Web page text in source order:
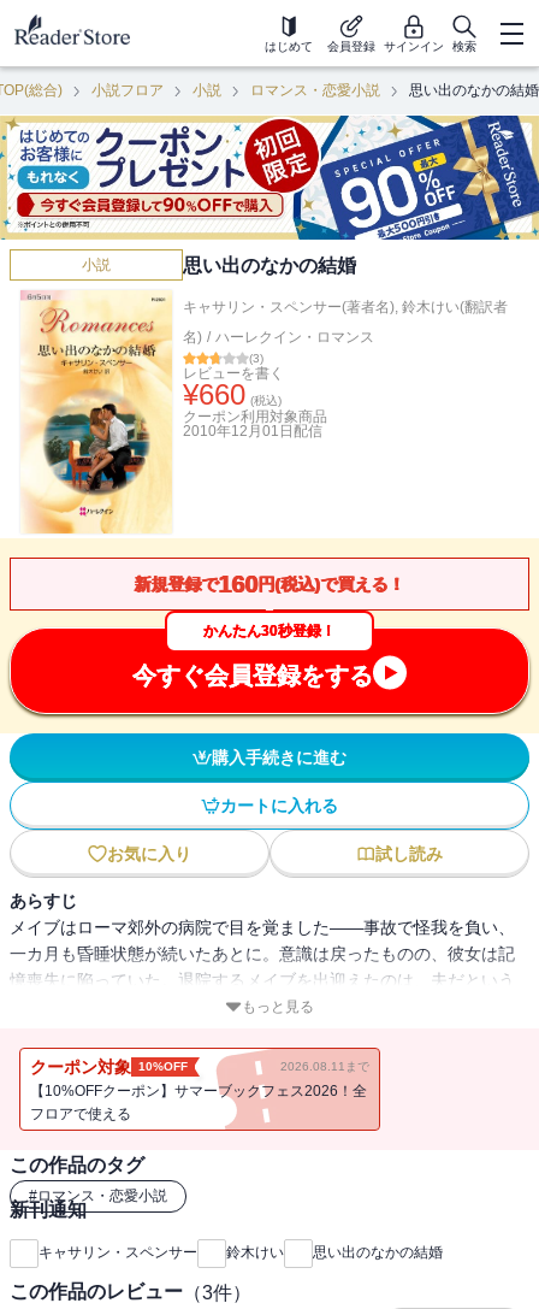
はじめて 会員登録 サインイン 検索
総合) 小説フロア 小説 ロマンス・恋愛小説 思い出のなかの結婚
小説 思い出のなかの結婚
キャサリン・スペンサー(著者名), 鈴木けい(翻訳者
名) / ハーレクイン・ロマンス
(3)
レビューを書く
¥660 (税込)
クーポン利用対象商品
2010年12月01日 配信
新規登録で160円(税込)で買える！
かんたん30秒登録！
今すぐ会員登録をする
購入手続きに進む
カートに入れる
お気に入り 試し読み
あらすじ
メイブはローマ郊外の病院で目を覚ました――事故で怪我を負い、
一カ月も昏睡状態が続いたあとに。意識は戻ったものの、彼女は記
憶喪失に陥っていた。退院するメイブを出迎えたのは、夫だという
ダリオ・コスタンツォ。世界的な大企業の副社長で、とびきりハン
たく思い出すことができない。病みあがりのメイブはダリオに連れ
られ、プライベートジェット機で静養先の小さな島に飛んだ。何も
かもが謎だらけの暮らしが始まるとも知らずに。
もっと見る
クーポン対象 10%OFF 2026.08.11まで
【10%OFFクーポン】サマーブックフェス2026！全
フロアで使える
この作品のタグ
#ロマンス・恋愛小説
新刊通知
キャサリン・スペンサー 鈴木けい 思い出のなかの結婚
この作品のレビュー （3件）